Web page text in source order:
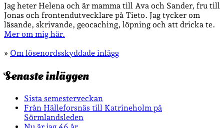
Jag heter Helena och är mamma till Ava och Sander, fru till
Jonas och frontendutvecklare på Tieto. Jag tycker om
läsande, skrivande, geocaching, löpning och att dricka te.
Mer om mig här.
» Om lösenordsskyddade inlägg
Senaste inläggen
Sista semesterveckan
Från Hälleforsnäs till Katrineholm på
Sörmlandsleden